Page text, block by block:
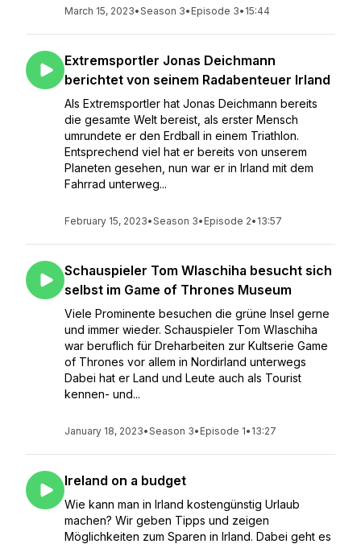
March 15, 2023•Season 3• Episode 3• 15:44
Extremsportler Jonas Deichmann
berichtet von seinem Radabenteuer Irland
Als Extremsportler hat Jonas Deichmann bereits
die gesamte Welt bereist, als erster Mensch
umrundete er den Erdball in einem Triathlon.
Entsprechend viel hat er bereits von unserem
Planeten gesehen, nun war er in Irland mit dem
Fahrrad unterweg...
February 15, 2023•Season 3• Episode 2• 13:57
Schauspieler Tom Wlaschiha besucht sich
selbst im Game of Thrones Museum
Viele Prominente besuchen die grüne Insel gerne
und immer wieder. Schauspieler Tom Wlaschiha
war beruflich für Dreharbeiten zur Kultserie Game
of Thrones vor allem in Nordirland unterwegs
Dabei hat er Land und Leute auch als Tourist
kennen- und...
January 18, 2023•Season 3• Episode 1• 13:27
Ireland on a budget
Wie kann man in Irland kostengünstig Urlaub
machen? Wir geben Tipps und zeigen
Möglichkeiten zum Sparen in Irland. Dabei geht es